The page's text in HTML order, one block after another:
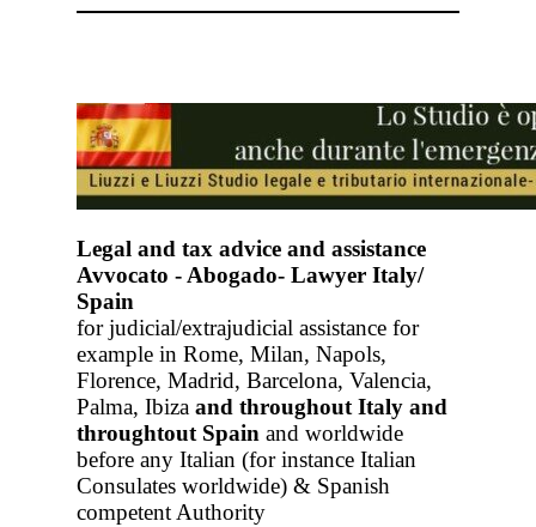
Legal and tax advice and assistance
Avvocato - Abogado- Lawyer Italy/
Spain
for judicial/extrajudicial assistance for
example in Rome, Milan, Napols,
Florence, Madrid, Barcelona, Valencia,
Palma, Ibiza and throughout Italy and
throughtout Spain and worldwide
before any Italian (for instance Italian
Consulates worldwide) & Spanish
competent Authority